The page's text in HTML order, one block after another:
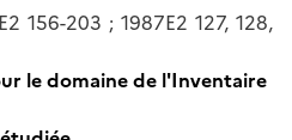
156-203 ; 1987E2 127, 128,
le domaine de l'Inventaire